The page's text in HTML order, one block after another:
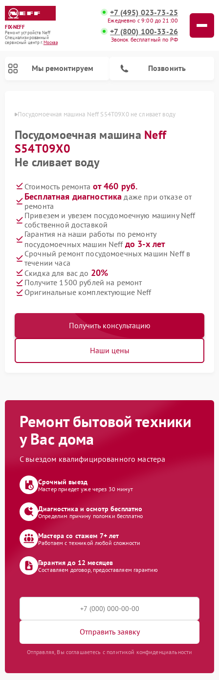
FIX-NEFF
Ремонт устройств Neff
Специализированный
cервисный центр г.Москва
+7 (495) 023-73-25
Ежедневно с 9:00 до 21:00
+7 (800) 100-33-26
Звонок бесплатный по РФ
Мы ремонтируем Позвонить
Посудомоечная машина Neff S54T09X0 не сливает воду
Посудомоечная машина Neff
S54T09X0
Не сливает воду
Стоимость ремонта от 460 руб.
Бесплатная диагностика даже при отказе от
ремонта
Привезем и увезем посудомоечную машину Neff
собственной доставкой
Гарантия на наши работы по ремонту
посудомоечных машин Neff до 3-х лет
Срочный ремонт посудомоечных машин Neff в
течении часа
Скидка для вас до 20%
Получите 1500 рублей на ремонт
Оригинальные комплектующие Neff
Получить консультацию
Наши цены
Ремонт бытовой техники
у Вас дома
С выездом квалифицированного мастера
Срочный выезд
Мастер приедет уже через 30 минут
Диагностика и осмотр бесплатно
Определим причину поломки бесплатно
Мастера со стажем 7+ лет
Работаем с техникой любой сложности
Гарантия до 12 месяцев
Составляем договор, предоставляем гарантию
Отправить заявку
Отправляя, Вы соглашаетесь с политикой конфиденциальности